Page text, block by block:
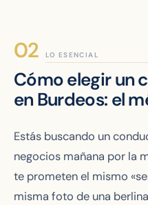
LO ESENCIAL
Cómo elegir un
en Burdeos: el
Estás buscando un
negocios mañana por la
te prometen el mismo
misma foto de una